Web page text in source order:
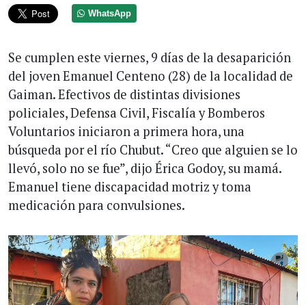
WhatsApp
Se cumplen este viernes, 9 días de la desaparición
del joven Emanuel Centeno (28) de la localidad de
Gaiman. Efectivos de distintas divisiones
policiales, Defensa Civil, Fiscalía y Bomberos
Voluntarios iniciaron a primera hora, una
búsqueda por el río Chubut. “Creo que alguien se lo
llevó, solo no se fue”, dijo Érica Godoy, su mamá.
Emanuel tiene discapacidad motriz y toma
medicación para convulsiones.